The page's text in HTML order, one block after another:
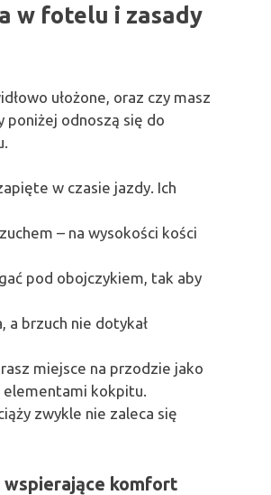
w fotelu i zasady
ułożone, oraz czy masz
poniżej odnoszą się do
w czasie jazdy. Ich
– na wysokości kości
pod obojczykiem, tak aby
a brzuch nie dotykał
miejsce na przodzie jako
elementami kokpitu.
zwykle nie zaleca się
wspierające komfort